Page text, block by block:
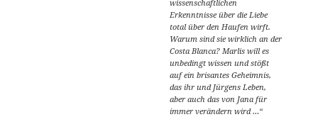
wissenschaftlichen
Erkenntnisse über die Liebe
total über den Haufen wirft.
Warum sind sie wirklich an der
Costa Blanca? Marlis will es
unbedingt wissen und stößt
auf ein brisantes Geheimnis,
das ihr und Jürgens Leben,
aber auch das von Jana für
immer verändern wird …“